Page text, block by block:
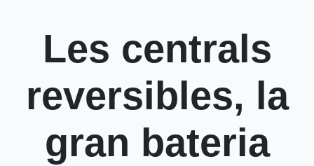
Les centrals
reversibles, la
gran bateria